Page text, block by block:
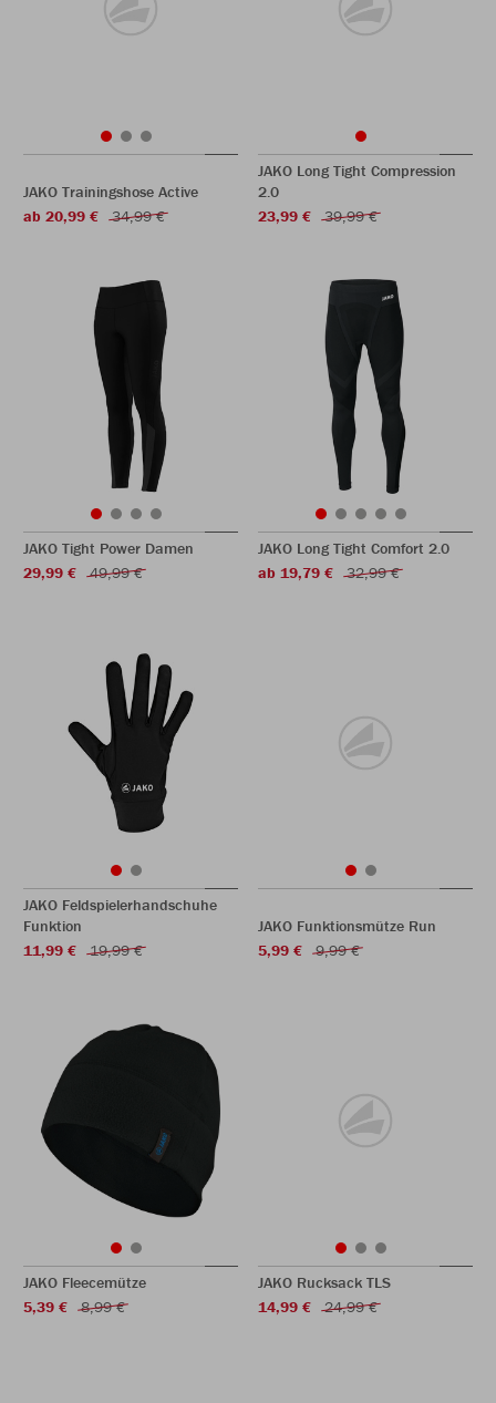
JAKO Trainingshose Active
ab 20,99 €
34,99 €
JAKO Long Tight Compression
2.0
23,99 €
39,99 €
JAKO Tight Power Damen
29,99 €
49,99 €
JAKO Long Tight Comfort 2.0
ab 19,79 €
32,99 €
JAKO Feldspielerhandschuhe
Funktion
11,99 €
19,99 €
JAKO Funktionsmütze Run
5,99 €
9,99 €
JAKO Fleecemütze
5,39 €
8,99 €
JAKO Rucksack TLS
14,99 €
24,99 €